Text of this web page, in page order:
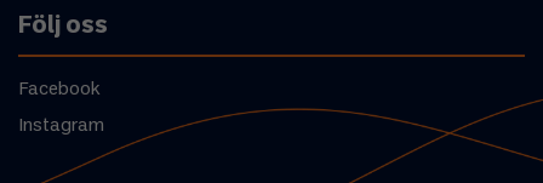
Följ oss
Facebook
Instagram